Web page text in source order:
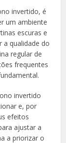
invertido, é
um ambiente
escuras e
a qualidade do
regular de
frequentes
invertido
e, por
efeitos
ajustar a
a priorizar o